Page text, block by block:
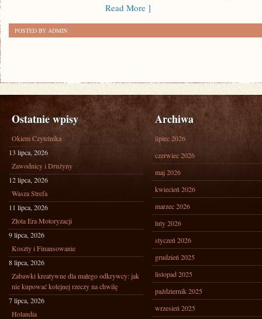
Read More ]
POSTED BY ADMIN
Ostatnie wpisy
Okiem Czytelnika
13 lipca, 2026
Zawodnicy i Drużyny
12 lipca, 2026
Wasza Strefa
11 lipca, 2026
Złota Era Motoryzacji
9 lipca, 2026
Koszty i Finansowanie
8 lipca, 2026
Zabawki kreatywne dla małego odkrywcy: jak
nie kupować kolejnej rzeczy na chwilę
7 lipca, 2026
Holandia
Archiwa
lipiec 2026
czerwiec 2026
maj 2026
kwiecień 2026
marzec 2026
luty 2026
styczeń 2026
grudzień 2025
listopad 2025
październik 2025
wrzesień 2025